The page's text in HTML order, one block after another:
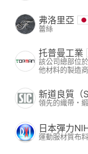
弗洛里亞
蕾絲
托普曼工業
該公司總部位
他材料的製造
新道良質（
領先的織帶・
日本彈力
運動服材質布